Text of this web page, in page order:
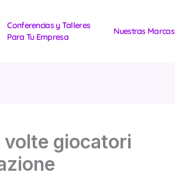
Conferencias y Talleres
Para Tu Empresa
Nuestras Marcas
giocatori